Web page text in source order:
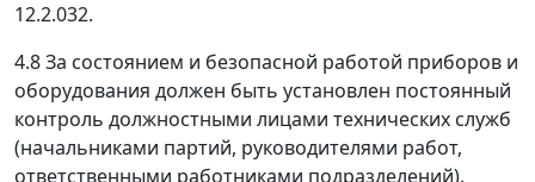
12.2.032.
4.8За состоянием и безопасной работой приборов и
оборудования должен быть установлен постоянный
контроль должностными лицами технических служб
(начальниками партий, руководителями работ,
ответственными работниками подразделений).